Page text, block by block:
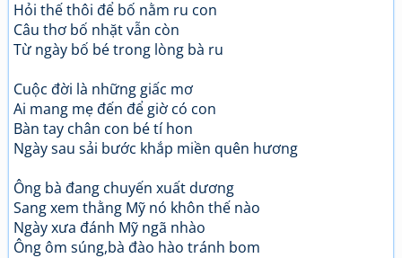
Hỏi thế thôi để bố nằm ru con
Câu thơ bố nhặt vẫn còn
Từ ngày bố bé trong lòng bà ru
Cuộc đời là những giấc mơ
Ai mang mẹ đến để giờ có con
Bàn tay chân con bé tí hon
Ngày sau sải bước khắp miền quên hương
Ông bà đang chuyến xuất dương
Sang xem thằng Mỹ nó khôn thế nào
Ngày xưa đánh Mỹ ngã nhào
Ông ôm súng,bà đào hào tránh bom